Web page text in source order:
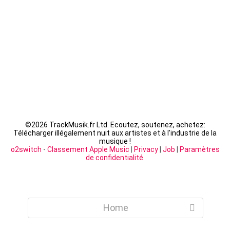
©2026 TrackMusik.fr Ltd. Ecoutez, soutenez, achetez:
Télécharger illégalement nuit aux artistes et à l'industrie de la
musique !
o2switch - Classement Apple Music Privacy| Job
Paramètres
de confidentialité.
Home